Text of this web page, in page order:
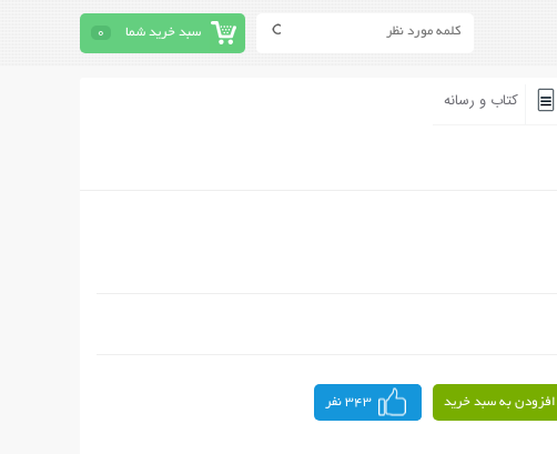
سبد خرید شما 0
کتاب و رسانه
افزودن به سبد خرید 343 نفر